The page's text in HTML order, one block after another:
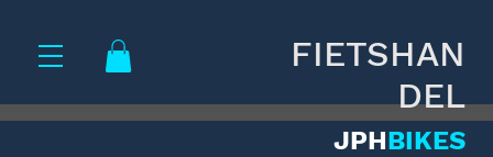
FIETSHAN
DEL
JPHBIKES